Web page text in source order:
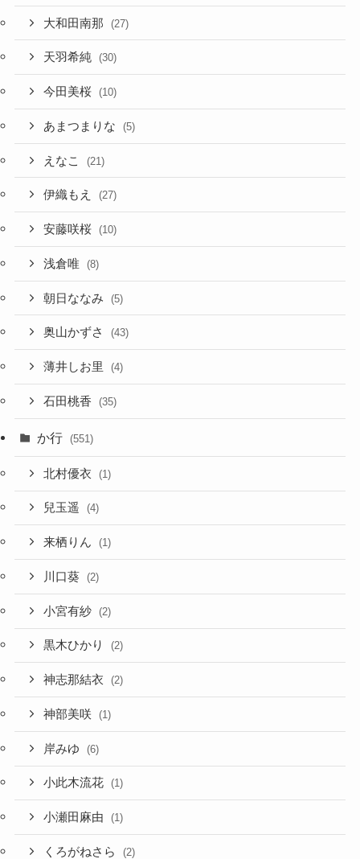
大和田南那 (27)
天羽希純 (30)
今田美桜 (10)
あまつまりな (5)
えなこ (21)
伊織もえ (27)
安藤咲桜 (10)
浅倉唯 (8)
朝日ななみ (5)
奥山かずさ (43)
薄井しお里 (4)
石田桃香 (35)
か行 (551)
北村優衣 (1)
兒玉遥 (4)
来栖りん (1)
川口葵 (2)
小宮有紗 (2)
黒木ひかり (2)
神志那結衣 (2)
神部美咲 (1)
岸みゆ (6)
小此木流花 (1)
小瀬田麻由 (1)
くろがねさら (2)